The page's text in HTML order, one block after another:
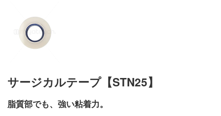
サージカルテープ【STN25】
脂質部でも、強い粘着力。